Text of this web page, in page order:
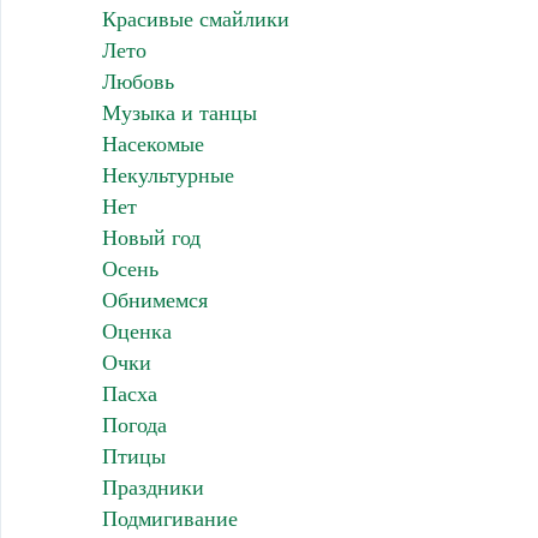
Красивые смайлики
Лето
Любовь
Музыка и танцы
Насекомые
Некультурные
Нет
Новый год
Осень
Обнимемся
Оценка
Очки
Пасха
Погода
Птицы
Праздники
Подмигивание